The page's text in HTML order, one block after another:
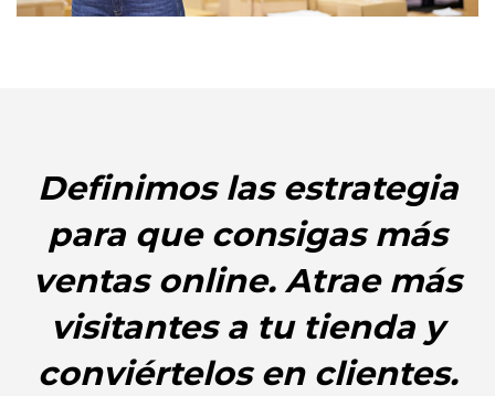
Definimos las estrategia
para que consigas más
ventas online. Atrae más
visitantes a tu tienda y
conviértelos en clientes.